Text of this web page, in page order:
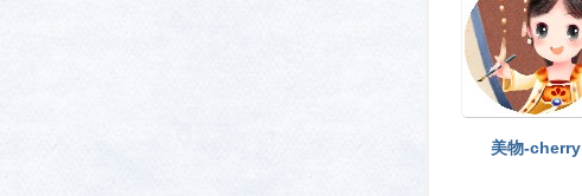
美物-cherry